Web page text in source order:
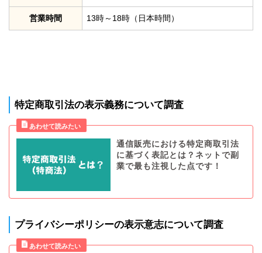
営業時間 13時～18時（日本時間）
特定商取引法の表示義務について調査
通信販売における特定商取引法
に基づく表記とは？ネットで副
業で最も注視した点です！
プライバシーポリシーの表示意志について調査